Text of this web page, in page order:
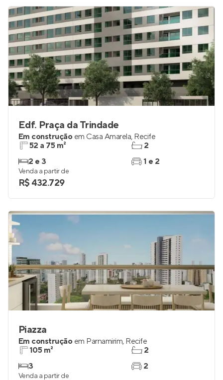
Edf. Praça da Trindade
Em construção em Casa Amarela, Recife
52 a 75 m²
2 e 3
2
1 e 2
Venda a partir de
R$ 432.729
Piazza
Em construção em Parnamirim, Recife
105 m²
3
2
2
Venda a partir de